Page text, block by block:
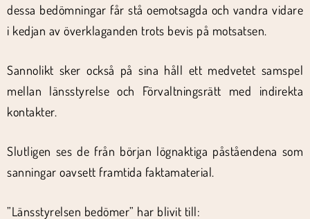
dessa bedömningar får stå oemotsagda och vandra vidare
i kedjan av överklaganden trots bevis på motsatsen.
Sannolikt sker också på sina håll ett medvetet samspel
mellan länsstyrelse och Förvaltningsrätt med indirekta
kontakter.
Slutligen ses de från början lögnaktiga påståendena som
sanningar oavsett framtida faktamaterial.
”Länsstyrelsen bedömer” har blivit till: